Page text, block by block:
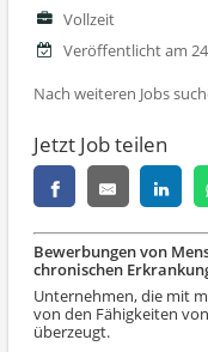
Vollzeit
Veröffentlicht am
Nach weiteren Jobs
Jetzt Job teilen
Bewerbungen von
chronischen
Unternehmen, die mit
von den Fähigkeiten
überzeugt.